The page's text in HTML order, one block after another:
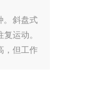
。斜盘式
运动。
，但工作